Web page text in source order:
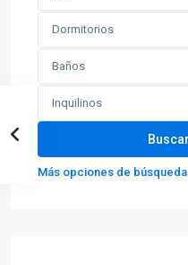
Dormitorios
Baños
Inquilinos
Más opciones de búsqueda